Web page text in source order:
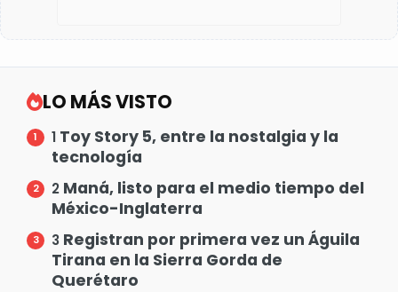
LO MÁS VISTO
1 Toy Story 5, entre la nostalgia y la
tecnología
2 Maná, listo para el medio tiempo del
México-Inglaterra
3 Registran por primera vez un Águila
Tirana en la Sierra Gorda de
Querétaro